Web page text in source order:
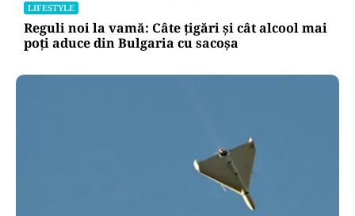
LIFESTYLE
Reguli noi la vamă: Câte țigări și cât alcool mai
poți aduce din Bulgaria cu sacoșa